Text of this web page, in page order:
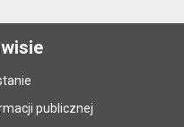
publicznej